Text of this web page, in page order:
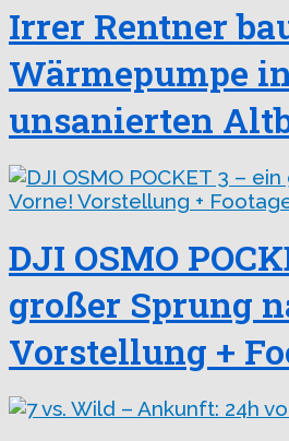
Irrer Rentner
Wärmepumpe
unsanierten
DJI OSMO
großer Sprung
Vorstellung +